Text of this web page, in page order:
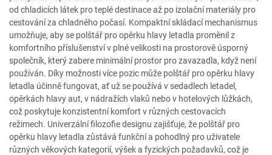
od chladicích látek pro teplé destinace až po izolační materiály pro
cestování za chladného počasí. Kompaktní skládací mechanismus
umožňuje, aby se polštář pro opěrku hlavy letadla proměnil z
komfortního příslušenství v plné velikosti na prostorově úsporný
společník, který zabere minimální prostor pro zavazadla, když není
používán. Díky možnosti více pozic může polštář pro opěrku hlavy
letadla účinně fungovat, ať už se používá v sedadlech letadel,
opěrkách hlavy aut, v nádražích vlaků nebo v hotelových lůžkách,
což poskytuje konzistentní komfort v různých cestovacích
režimech. Univerzální filozofie designu zajišťuje, že polštář pro
opěrku hlavy letadla zůstává funkční a pohodlný pro uživatele
různých věkových kategorií, výšek a fyzických požadavků, což je